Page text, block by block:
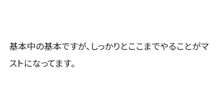
基本中の基本ですが、しっかりとここまでやることがマ
ストになってます。